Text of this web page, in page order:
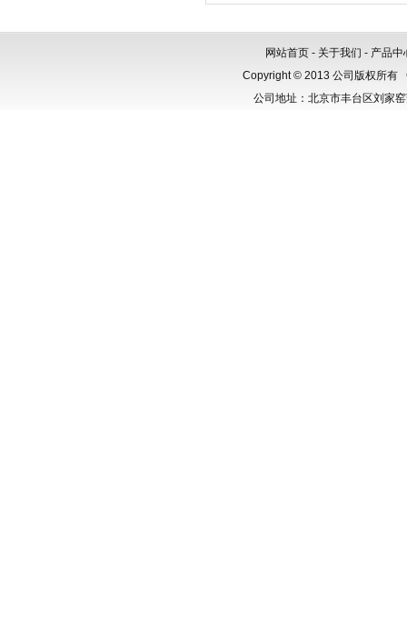
网站首页 - 关于我们 - 产品中
Copyright © 2013 公司版权所有
公司地址：北京市丰台区刘家